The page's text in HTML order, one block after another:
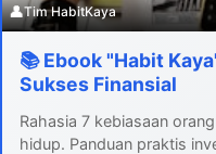
👤Tim HabitKaya
📚 Ebook "Habit
Sukses Finansial
Rahasia 7 kebiasaan
hidup. Panduan praktis